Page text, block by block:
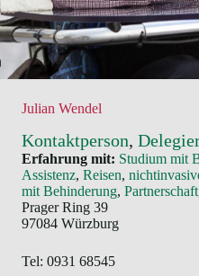
Julian Wendel
Kontaktperson,
Erfahrung mit: Studium mit
Assistenz, Reisen,
mit Behinderung, Partnerschaft
Prager Ring 39
97084 Würzburg
Tel: 0931 68545